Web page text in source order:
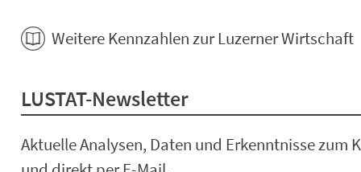
Weitere Kennzahlen zur Luzerner Wirtschaft
LUSTAT-Newsletter
Aktuelle Analysen, Daten und Erkenntnisse zum